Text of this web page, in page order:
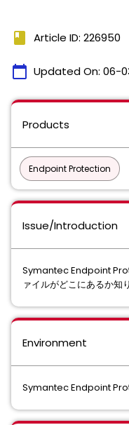
book Article ID: 226950
calendar_today Updated On: 06-
Products
Endpoint Protection
Issue/Introduction
Symantec Endpoint
ァイルがどこにあるか知
Environment
Symantec Endpoint